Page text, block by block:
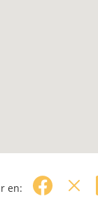
en: